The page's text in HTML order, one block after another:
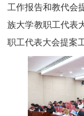
工作报告和教代会
族大学教职工代表
职工代表大会提案